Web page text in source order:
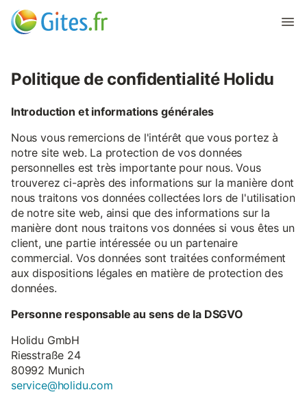
Politique de confidentialité Holidu
Introduction et informations générales
Nous vous remercions de l'intérêt que vous portez à
notre site web. La protection de vos données
personnelles est très importante pour nous. Vous
trouverez ci-après des informations sur la manière dont
nous traitons vos données collectées lors de l'utilisation
de notre site web, ainsi que des informations sur la
manière dont nous traitons vos données si vous êtes un
client, une partie intéressée ou un partenaire
commercial. Vos données sont traitées conformément
aux dispositions légales en matière de protection des
données.
Personne responsable au sens de la DSGVO
Holidu GmbH
Riesstraße 24
80992 Munich
service@holidu.com